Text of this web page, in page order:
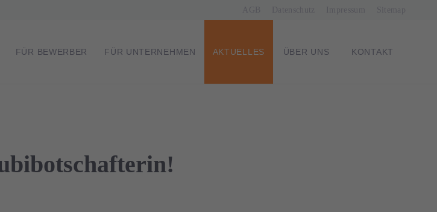
FÜR BEWERBER FÜR UNTERNEHMEN AKTUELLES ÜBER UNS KONTAKT